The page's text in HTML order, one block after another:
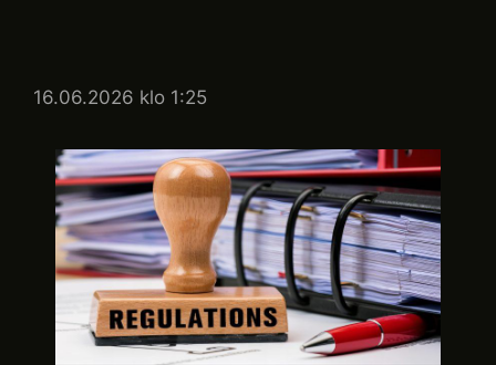
16.06.2026 klo 1:25